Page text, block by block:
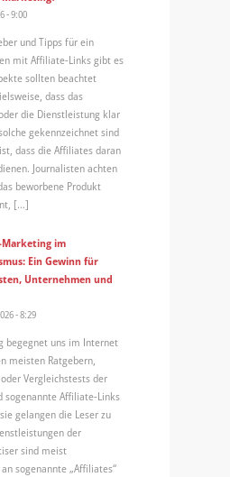
- 9:00
und Tipps für ein
mit Affiliate-Links gibt es
sollten beachtet
dass das
die Dienstleistung klar
gekennzeichnet sind
dass die Affiliates daran
Journalisten achten
beworbene Produkt
[…]
im
Ein Gewinn für
Unternehmen und
- 8:29
begegnet uns im Internet
meisten Ratgebern,
Vergleichstests der
sogenannte Affiliate-Links
gelangen die Leser zu
der
sind meist
sogenannte „Affiliates“